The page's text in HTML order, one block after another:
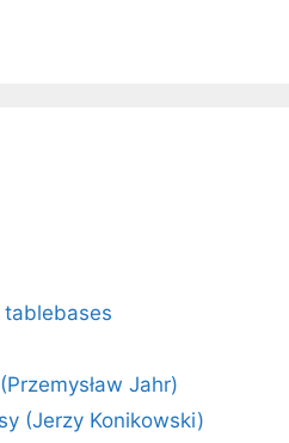
Jahr)
(Jerzy Konikowski)